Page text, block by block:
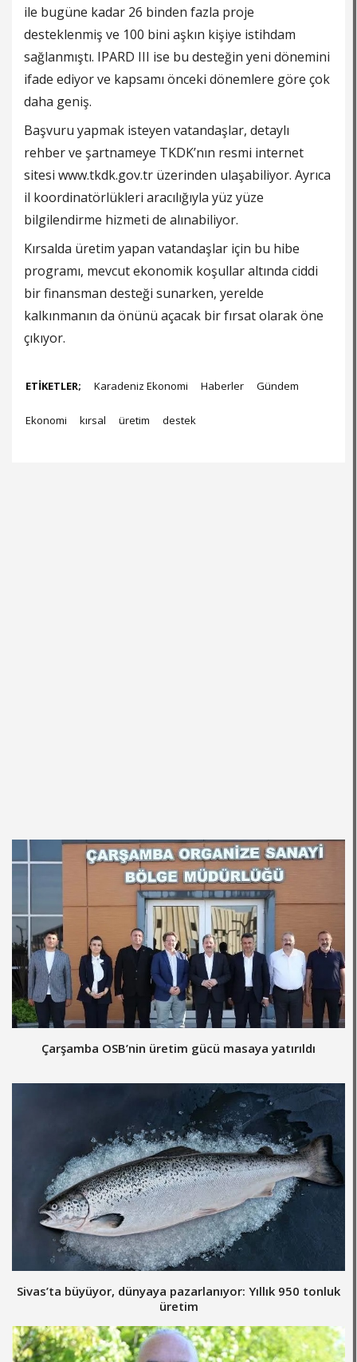
ile bugüne kadar 26 binden fazla proje
desteklenmiş ve 100 bini aşkın kişiye istihdam
sağlanmıştı. IPARD III ise bu desteğin yeni dönemini
ifade ediyor ve kapsamı önceki dönemlere göre çok
daha geniş.
Başvuru yapmak isteyen vatandaşlar, detaylı
rehber ve şartnameye TKDK’nın resmi internet
sitesi www.tkdk.gov.tr üzerinden ulaşabiliyor. Ayrıca
il koordinatörlükleri aracılığıyla yüz yüze
bilgilendirme hizmeti de alınabiliyor.
Kırsalda üretim yapan vatandaşlar için bu hibe
programı, mevcut ekonomik koşullar altında ciddi
bir finansman desteği sunarken, yerelde
kalkınmanın da önünü açacak bir fırsat olarak öne
çıkıyor.
ETİKETLER; Karadeniz Ekonomi Haberler Gündem
Ekonomi kırsal üretim destek
Çarşamba OSB’nin üretim gücü masaya yatırıldı
Sivas’ta büyüyor, dünyaya pazarlanıyor: Yıllık 950 tonluk
üretim